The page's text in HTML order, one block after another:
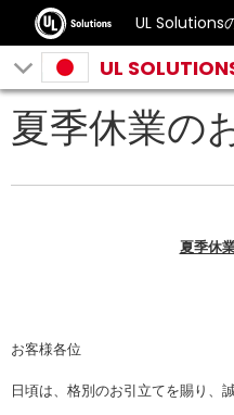
UL Solutions
UL
夏季休業の
夏季休
お客様各位
日頃は、格別のお引立てを賜り、